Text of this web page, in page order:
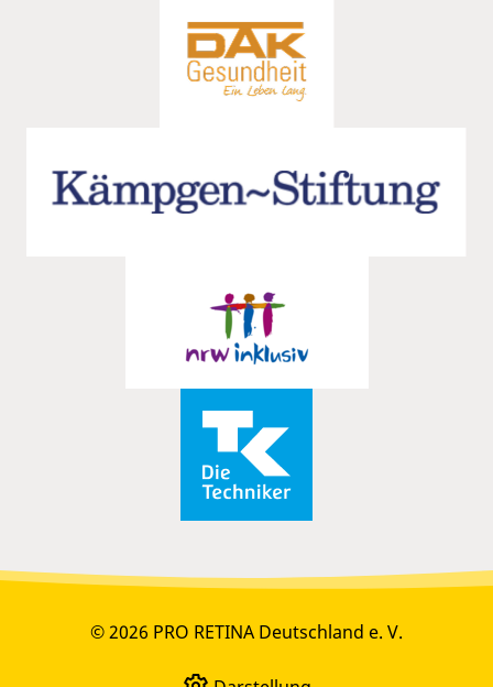
© 2026 PRO RETINA Deutschland e. V.